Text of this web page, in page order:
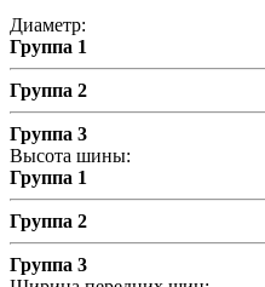
Диаметр:
Группа 1
Группа 2
Группа 3
Высота шины:
Группа 1
Группа 2
Группа 3